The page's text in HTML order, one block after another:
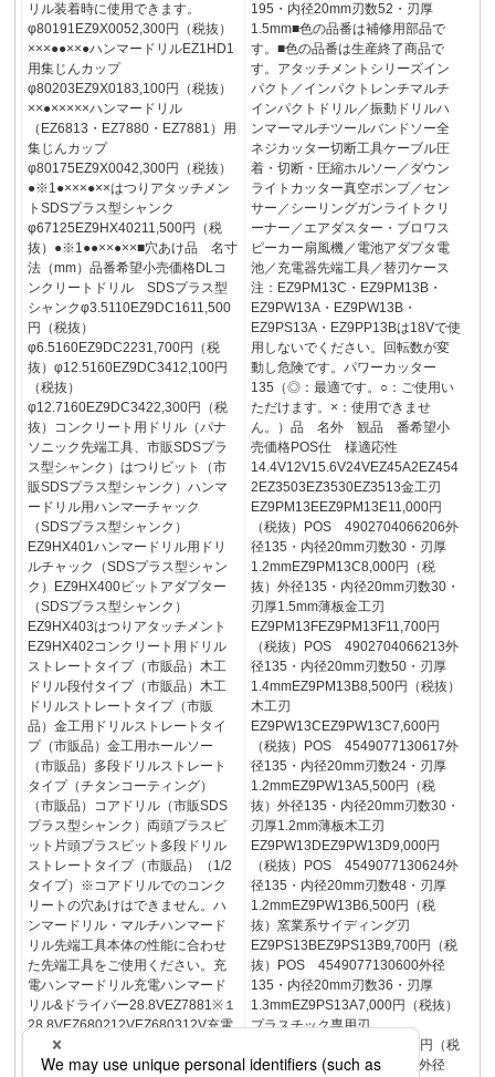
リル装着時に使用できます。
φ80191EZ9X0052,300円（税抜）
×××●●××●ハンマードリルEZ1HD1
用集じんカップ
φ80203EZ9X0183,100円（税抜）
××●×××××ハンマードリル
（EZ6813・EZ7880・EZ7881）用
集じんカップ
φ80175EZ9X0042,300円（税抜）
●※1●×××●××はつりアタッチメン
トSDSプラス型シャンク
φ67125EZ9HX40211,500円（税
抜）●※1●●××●××■穴あけ品 名寸
法（mm）品番希望小売価格DLコ
ンクリートドリル SDSプラス型
シャンクφ3.5110EZ9DC1611,500
円（税抜）
φ6.5160EZ9DC2231,700円（税
抜）φ12.5160EZ9DC3412,100円
（税抜）
φ12.7160EZ9DC3422,300円（税
抜）コンクリート用ドリル（パナ
ソニック先端工具、市販SDSプラ
ス型シャンク）はつりビット（市
販SDSプラス型シャンク）ハンマ
ードリル用ハンマーチャック
（SDSプラス型シャンク）
EZ9HX401ハンマードリル用ドリ
ルチャック（SDSプラス型シャン
ク）EZ9HX400ビットアダプター
（SDSプラス型シャンク）
EZ9HX403はつりアタッチメント
EZ9HX402コンクリート用ドリル
ストレートタイプ（市販品）木工
ドリル段付タイプ（市販品）木工
ドリルストレートタイプ（市販
品）金工用ドリルストレートタイ
プ（市販品）金工用ホールソー
（市販品）多段ドリルストレート
タイプ（チタンコーティング）
（市販品）コアドリル（市販SDS
プラス型シャンク）両頭プラスビ
ット片頭プラスビット多段ドリル
ストレートタイプ（市販品）（1/2
タイプ）※コアドリルでのコンク
リートの穴あけはできません。ハ
ンマードリル・マルチハンマード
リル先端工具本体の性能に合わせ
た先端工具をご使用ください。充
電ハンマードリル充電ハンマード
リル&ドライバー28.8VEZ7881※１
28.8VEZ680212VEZ680312V充電
マルチハンマードリル
EZ784014.4VEZ78A1EZ1HD1EZ6
195・内径20mm刃数52・刃厚
1.5mm■色の品番は補修用部品で
す。■色の品番は生産終了商品で
す。アタッチメントシリーズイン
パクト／インパクトレンチマルチ
インパクトドリル／振動ドリルハ
ンマーマルチツールバンドソー全
ネジカッター切断工具ケーブル圧
着・切断・圧縮ホルソー／ダウン
ライトカッター真空ポンプ／セン
サー／シーリングガンライトクリ
ーナー／エアダスター・ブロワス
ピーカー扇風機／電池アダプタ電
池／充電器先端工具／替刃ケース
注：EZ9PM13C・EZ9PM13B・
EZ9PW13A・EZ9PW13B・
EZ9PS13A・EZ9PP13Bは18Vで使
用しないでください。回転数が変
動し危険です。パワーカッター
135（◎：最適です。○：ご使用い
ただけます。×：使用できませ
ん。）品 名外 観品 番希望小
売価格POS仕 様適応性
14.4V12V15.6V24VEZ45A2EZ454
2EZ3503EZ3530EZ3513金工刃
EZ9PM13EEZ9PM13E11,000円
（税抜）POS 4902704066206外
径135・内径20mm刃数30・刃厚
1.2mmEZ9PM13C8,000円（税
抜）外径135・内径20mm刃数30・
刃厚1.5mm薄板金工刃
EZ9PM13FEZ9PM13F11,700円
（税抜）POS 4902704066213外
径135・内径20mm刃数50・刃厚
1.4mmEZ9PM13B8,500円（税抜）
木工刃
EZ9PW13CEZ9PW13C7,600円
（税抜）POS 4549077130617外
径135・内径20mm刃数24・刃厚
1.2mmEZ9PW13A5,500円（税
抜）外径135・内径20mm刃数30・
刃厚1.2mm薄板木工刃
EZ9PW13DEZ9PW13D9,000円
（税抜）POS 4549077130624外
径135・内径20mm刃数48・刃厚
1.2mmEZ9PW13B6,500円（税
抜）窯業系サイディング刃
EZ9PS13BEZ9PS13B9,700円（税
抜）POS 4549077130600外径
135・内径20mm刃数36・刃厚
1.3mmEZ9PS13A7,000円（税抜）
プラスチック専用刃
EZ9PP13CEZ9PP13C8,300円（税
抜）POS 4549077130679外径